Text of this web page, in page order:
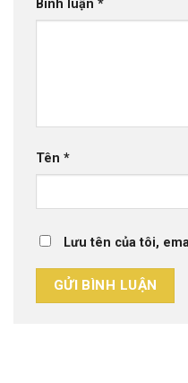
Bình luận *
Tên *
Lưu tên của tôi,